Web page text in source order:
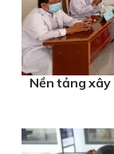
Nền tảng xây